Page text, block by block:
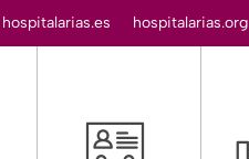
hospitalarias.es hospitalarias.org